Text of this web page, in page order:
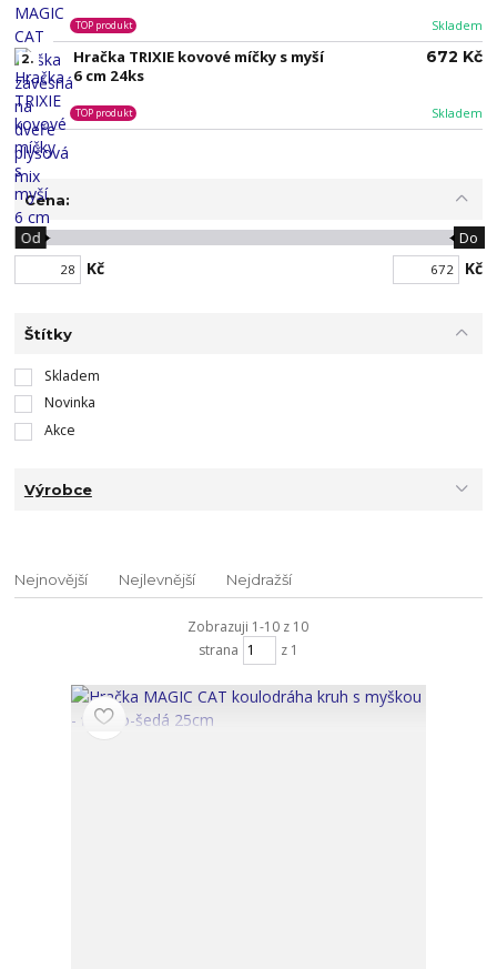
Skladem
TOP produkt
2.
Hračka TRIXIE kovové míčky s myší
6 cm 24ks
Skladem
TOP produkt
672 Kč
Cena:
Kč
Od Do
Kč
Štítky
Skladem
Novinka
Akce
Výrobce
Nejnovější Nejlevnější Nejdražší
Zobrazuji 1-10 z 10
strana
z 1